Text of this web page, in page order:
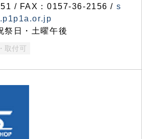
/ FAX：0157-36-2156 / s
祭日・土曜午後
取付可